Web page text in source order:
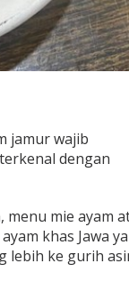
jamur wajib
dengan
menu mie ayam
khas Jawa
lebih ke gurih